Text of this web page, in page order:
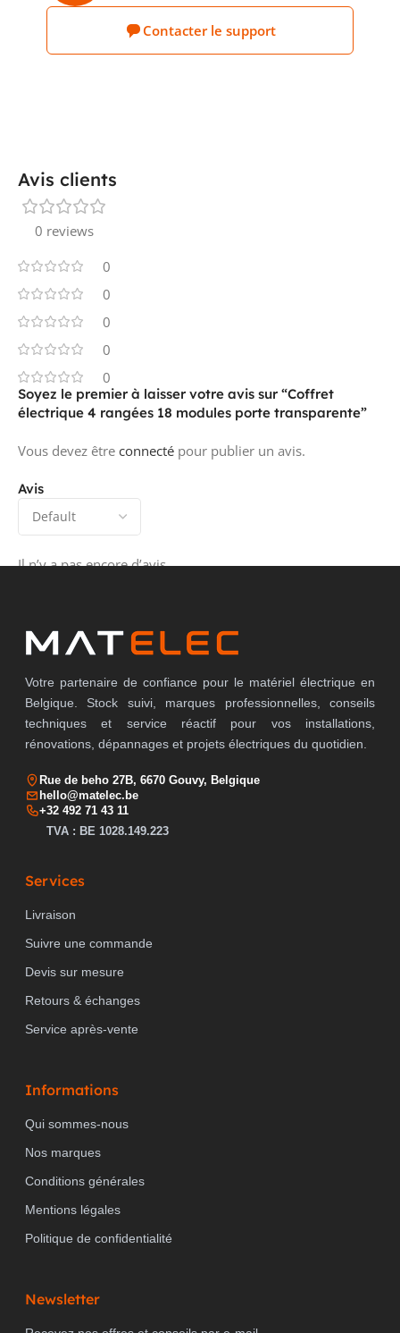
Contacter le support
Avis clients
0 reviews
0
0
0
0
0
Avis
Il n’y a pas encore d’avis.
Soyez le premier à laisser votre avis sur “Coffret
électrique 4 rangées 18 modules porte transparente”
Vous devez être connecté pour publier un avis.
Votre partenaire de confiance pour le matériel électrique en
Belgique. Stock suivi, marques professionnelles, conseils
techniques et service réactif pour vos installations,
rénovations, dépannages et projets électriques du quotidien.
Rue de beho 27B, 6670 Gouvy, Belgique
hello@matelec.be
+32 492 71 43 11
TVA : BE 1028.149.223
Services
Livraison
Suivre une commande
Devis sur mesure
Retours & échanges
Service après-vente
Informations
Qui sommes-nous
Nos marques
Conditions générales
Mentions légales
Politique de confidentialité
Newsletter